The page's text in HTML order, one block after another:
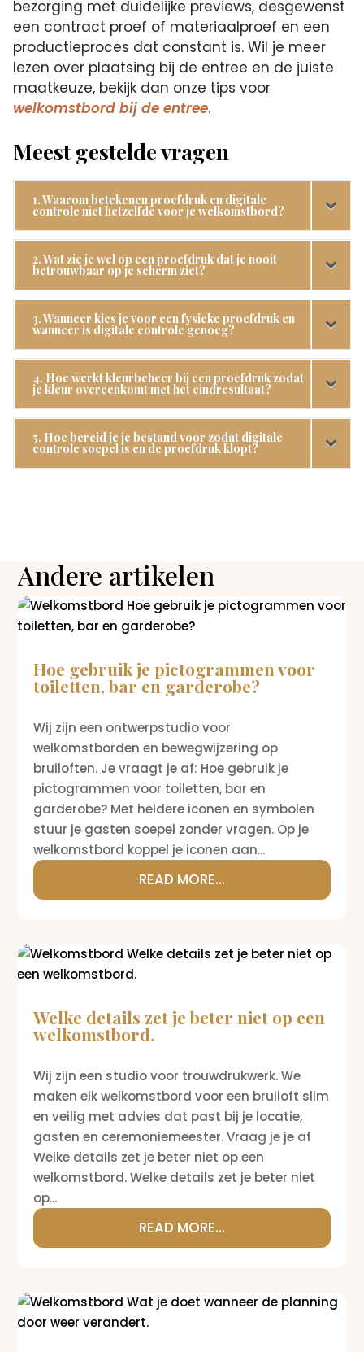
bezorging met duidelijke previews, desgewenst
een contract proef of materiaalproef en een
productieproces dat constant is. Wil je meer
lezen over plaatsing bij de entree en de juiste
maatkeuze, bekijk dan onze tips voor
welkomstbord bij de entree.
Meest gestelde vragen
1. Waarom betekenen proefdruk en digitale
controle niet hetzelfde voor je welkomstbord?
2. Wat zie je wel op een proefdruk dat je nooit
betrouwbaar op je scherm ziet?
3. Wanneer kies je voor een fysieke proefdruk en
wanneer is digitale controle genoeg?
4. Hoe werkt kleurbeheer bij een proefdruk zodat
je kleur overeenkomt met het eindresultaat?
5. Hoe bereid je je bestand voor zodat digitale
controle soepel is en de proefdruk klopt?
Andere artikelen
Hoe gebruik je pictogrammen voor
toiletten, bar en garderobe?
Wij zijn een ontwerpstudio voor
welkomstborden en bewegwijzering op
bruiloften. Je vraagt je af: Hoe gebruik je
pictogrammen voor toiletten, bar en
garderobe? Met heldere iconen en symbolen
stuur je gasten soepel zonder vragen. Op je
welkomstbord koppel je iconen aan...
READ MORE...
Welke details zet je beter niet op een
welkomstbord.
Wij zijn een studio voor trouwdrukwerk. We
maken elk welkomstbord voor een bruiloft slim
en veilig met advies dat past bij je locatie,
gasten en ceremoniemeester. Vraag je je af
Welke details zet je beter niet op een
welkomstbord. Welke details zet je beter niet
op...
READ MORE...